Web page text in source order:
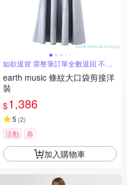
如欲退貨 需整筆訂單全數退回 不能
單退
earth music 條紋大口袋剪接洋
裝
$1,386
5 (2)
活動 券
加入購物車